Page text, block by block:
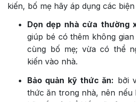
kiến, bố mẹ hãy áp dụng các
Dọn dẹp nhà cửa thường
giúp bé có thêm không
cùng bố mẹ; vừa có thể
kiến vào nhà.
Bảo quản kỹ thức ăn: bởi
thức ăn trong nhà, nên nếu